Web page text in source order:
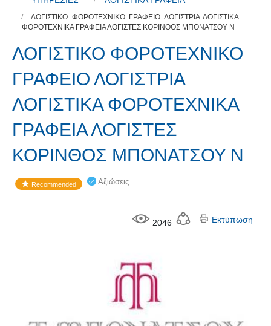
ΛΟΓΙΣΤΙΚΟ ΦΟΡΟΤΕΧΝΙΚΟ ΓΡΑΦΕΙΟ ΛΟΓΙΣΤΡΙΑ ΛΟΓΙΣΤΙΚΑ
ΦΟΡΟΤΕΧΝΙΚΑ ΓΡΑΦΕΙΑ ΛΟΓΙΣΤΕΣ ΚΟΡΙΝΘΟΣ ΜΠΟΝΑΤΣΟΥ Ν
ΛΟΓΙΣΤΙΚΟ ΦΟΡΟΤΕΧΝΙΚΟ
ΓΡΑΦΕΙΟ ΛΟΓΙΣΤΡΙΑ
ΛΟΓΙΣΤΙΚΑ ΦΟΡΟΤΕΧΝΙΚΑ
ΓΡΑΦΕΙΑ ΛΟΓΙΣΤΕΣ
ΚΟΡΙΝΘΟΣ ΜΠΟΝΑΤΣΟΥ Ν
Recommended Αξιώσεις
2046 Εκτύπωση